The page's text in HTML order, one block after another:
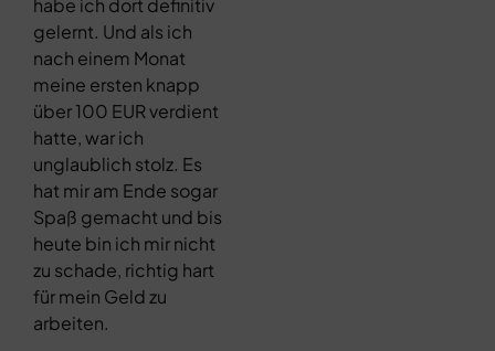
habe ich dort definitiv
gelernt. Und als ich
nach einem Monat
meine ersten knapp
über 100 EUR verdient
hatte, war ich
unglaublich stolz. Es
hat mir am Ende sogar
Spaß gemacht und bis
heute bin ich mir nicht
zu schade, richtig hart
für mein Geld zu
arbeiten.